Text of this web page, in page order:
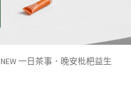
NEW 一日茶事．晚安枇杷益生